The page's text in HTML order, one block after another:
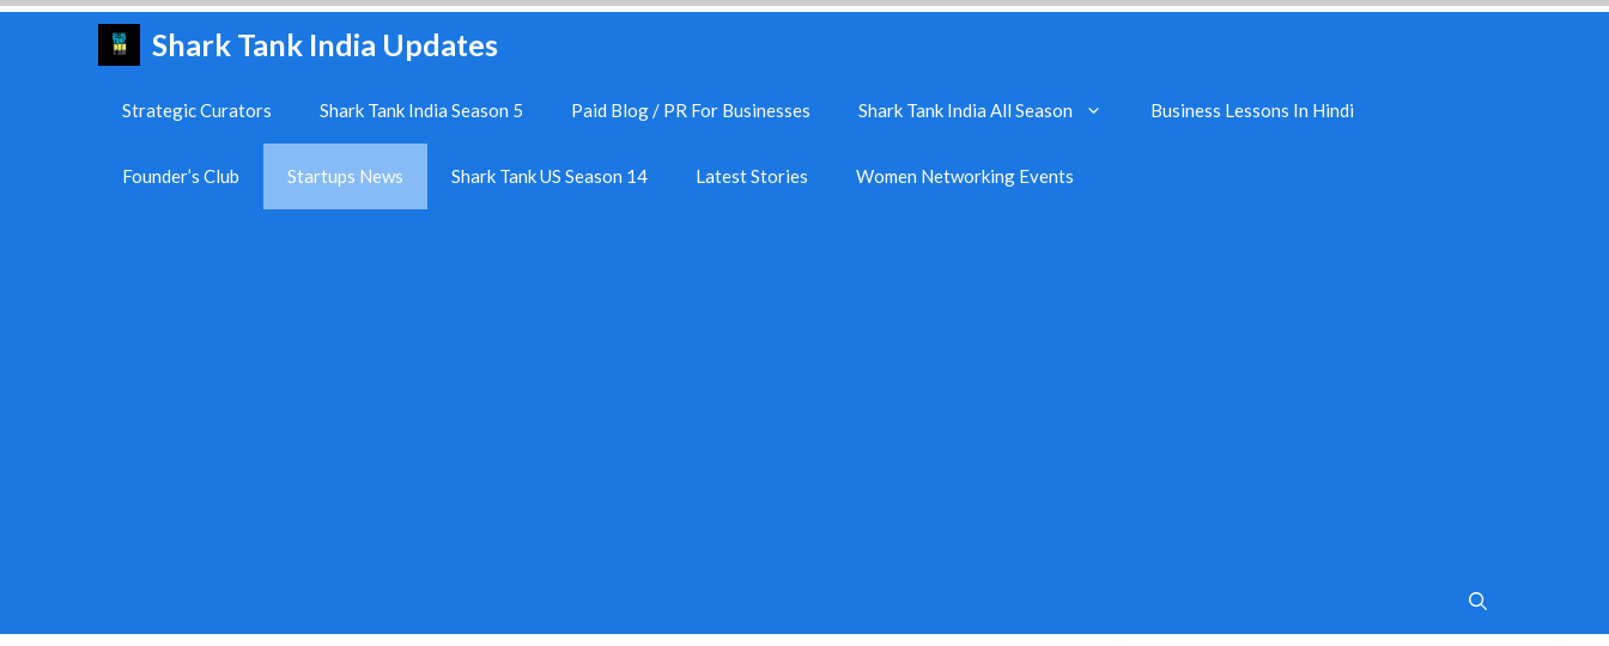
Shark Tank India Updates
Strategic Curators Shark Tank India Season 5 Paid Blog / PR For Businesses Shark Tank India All Season Business Lessons In Hindi
Founder’s Club Startups News Shark Tank US Season 14 Latest Stories Women Networking Events